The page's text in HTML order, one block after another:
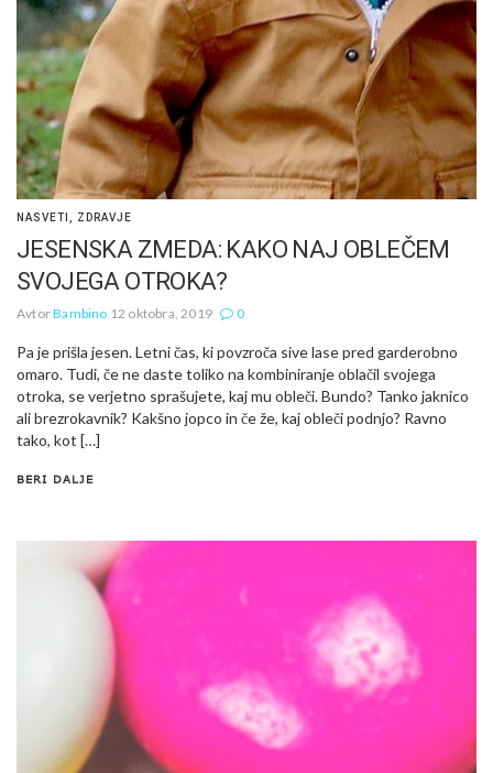
NASVETI ZDRAVJE
JESENSKA ZMEDA: KAKO NAJ OBLEČEM
SVOJEGA OTROKA?
AvtorBambino 12 oktobra, 2019 0
Pa je prišla jesen. Letni čas, ki povzroča sive lase pred garderobno
omaro. Tudi, če ne daste toliko na kombiniranje oblačil svojega
otroka, se verjetno sprašujete, kaj mu obleči. Bundo? Tanko jaknico
ali brezrokavnik? Kakšno jopco in če že, kaj obleči podnjo? Ravno
tako, kot […]
BERI DALJE